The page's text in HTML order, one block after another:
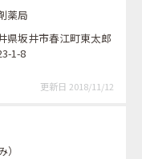
薬局
県坂井市春江町東太郎
1-8
更新日 2018/11/12